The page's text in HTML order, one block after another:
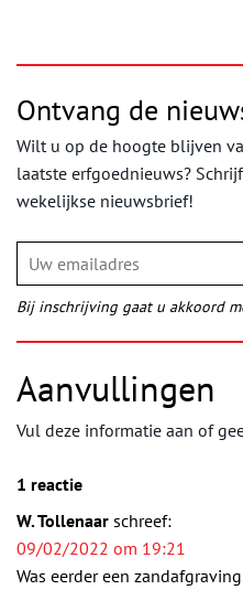
Ontvang de
Wilt u op de hoogte blijven
laatste erfgoednieuws?
wekelijkse nieuwsbrief!
Bij inschrijving gaat u akkoord
Aanvullingen
Vul deze informatie aan of
1 reactie
W. Tollenaar schreef:
09/02/2022 om 19:21
Was eerder een